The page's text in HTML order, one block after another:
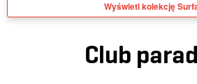
Wyświetl kolekcję
Club